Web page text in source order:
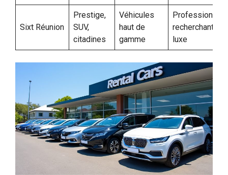
Sixt Réunion
Prestige,
SUV,
citadines
Véhicules
haut de
gamme
Professionnels
recherchant le
luxe